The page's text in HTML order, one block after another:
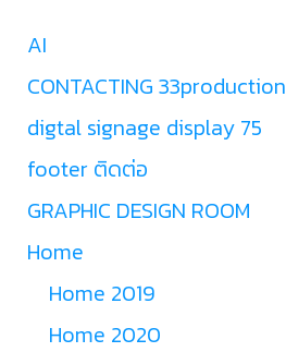
AI
CONTACTING 33production
digtal signage display 75
footer ติดต่อ
GRAPHIC DESIGN ROOM
Home
Home 2019
Home 2020